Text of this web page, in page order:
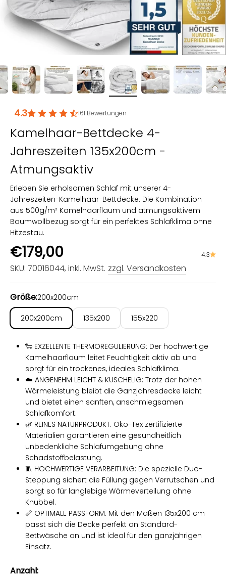
4.3 161 Bewertungen
Kamelhaar-Bettdecke 4-
Jahreszeiten 135x200cm -
Atmungsaktiv
Erleben Sie erholsamen Schlaf mit unserer 4-
Jahreszeiten-Kamelhaar-Bettdecke. Die Kombination
aus 500g/m² Kamelhaarflaum und atmungsaktivem
Baumwollbezug sorgt für ein perfektes Schlafklima ohne
Hitzestau.
Angebot
€179,00 4.3
SKU: 70016044, inkl. MwSt. zzgl. Versandkosten
Größe:200x200cm
200x200cm 135x200 155x220
🐑 EXZELLENTE THERMOREGULIERUNG: Der hochwertige
Kamelhaarflaum leitet Feuchtigkeit aktiv ab und
sorgt für ein trockenes, ideales Schlafklima.
☁️ ANGENEHM LEICHT & KUSCHELIG: Trotz der hohen
Wärmeleistung bleibt die Ganzjahresdecke leicht
und bietet einen sanften, anschmiegsamen
Schlafkomfort.
🌿 REINES NATURPRODUKT: Öko-Tex zertifizierte
Materialien garantieren eine gesundheitlich
unbedenkliche Schlafumgebung ohne
Schadstoffbelastung.
🧵 HOCHWERTIGE VERARBEITUNG: Die spezielle Duo-
Steppung sichert die Füllung gegen Verrutschen und
sorgt so für langlebige Wärmeverteilung ohne
Knubbel.
📏 OPTIMALE PASSFORM: Mit den Maßen 135x200 cm
passt sich die Decke perfekt an Standard-
Bettwäsche an und ist ideal für den ganzjährigen
Einsatz.
Anzahl: